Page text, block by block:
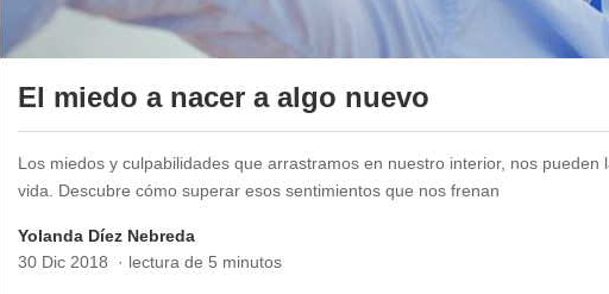
El miedo a nacer a algo nuevo
Los miedos y culpabilidades que arrastramos en nuestro interior, nos pueden
vida. Descubre cómo superar esos sentimientos que nos frenan
Yolanda Díez Nebreda
30 Dic 2018
lectura de 5 minutos